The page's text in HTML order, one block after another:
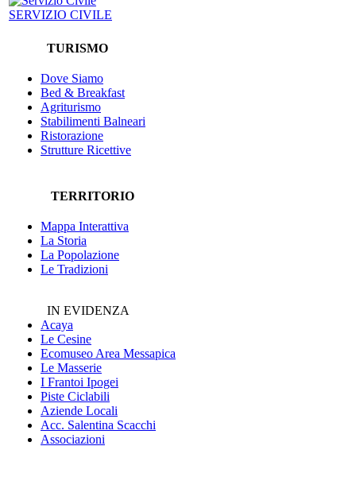
SERVIZIO CIVILE
TURISMO
Dove Siamo
Bed & Breakfast
Agriturismo
Stabilimenti Balneari
Ristorazione
Strutture Ricettive
TERRITORIO
Mappa Interattiva
La Storia
La Popolazione
Le Tradizioni
IN EVIDENZA
Acaya
Le Cesine
Ecomuseo Area Messapica
Le Masserie
I Frantoi Ipogei
Piste Ciclabili
Aziende Locali
Acc. Salentina Scacchi
Associazioni